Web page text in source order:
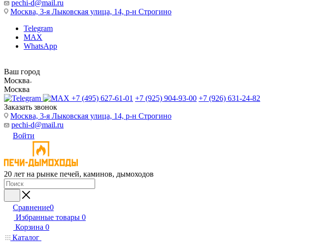
pechi-d@mail.ru
Москва, 3-я Лыковская улица, 14, р-н Строгино
Telegram
MAX
WhatsApp
Ваш город
Москва
Москва
+7 (495) 627-61-01 +7 (925) 904-93-00 +7 (926) 631-24-82
Заказать звонок
Москва, 3-я Лыковская улица, 14, р-н Строгино
pechi-d@mail.ru
Войти
20 лет на рынке печей, каминов, дымоходов
Сравнение0
Избранные товары 0
Корзина 0
Каталог